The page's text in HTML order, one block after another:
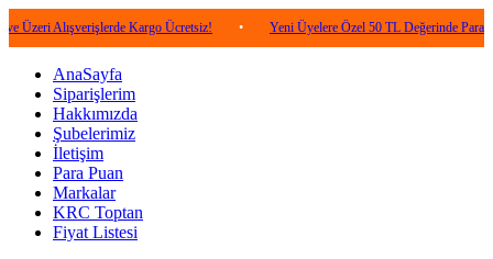
Kargo Ücretsiz! • Yeni Üyelere Özel 50 TL Değerinde Para Puan! •
AnaSayfa
Siparişlerim
Hakkımızda
Şubelerimiz
İletişim
Para Puan
Markalar
KRC Toptan
Fiyat Listesi